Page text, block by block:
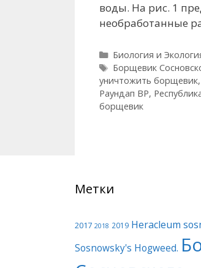
воды. На рис. 1
необработанные
Рубрики
Биология и
Метки
Борщевик
уничтожить борщевик,
Раундап ВР,
борщевик
Метки
2017 2018 2019 Heracleum
Sosnowsky's Hogweed.